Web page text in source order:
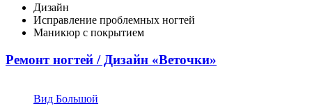
Дизайн
Исправление проблемных ногтей
Маникюр с покрытием
Ремонт ногтей / Дизайн «Веточки»
Вид Большой